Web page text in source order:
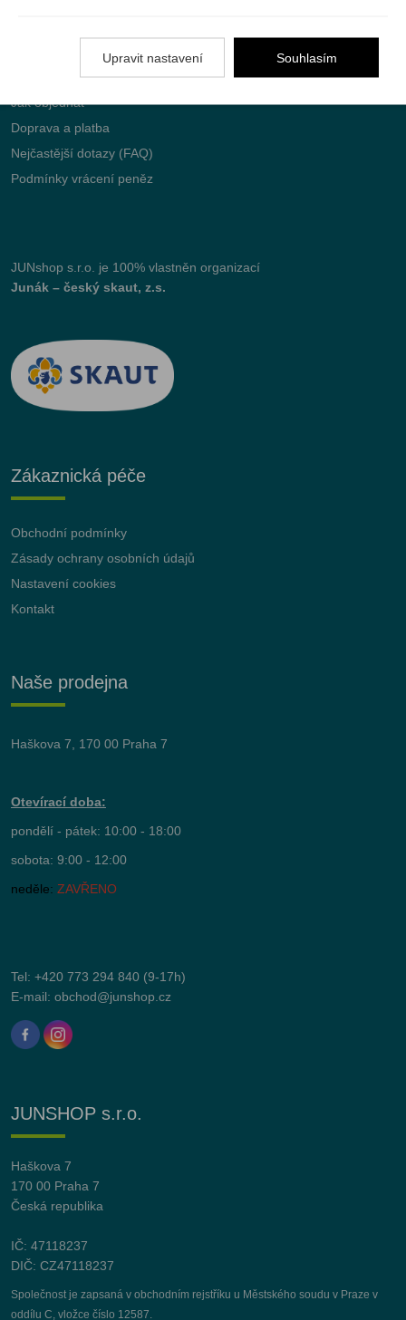
Vše o nákupu
Jak objednat
Doprava a platba
Nejčastější dotazy (FAQ)
Podmínky vrácení peněz
JUNshop s.r.o.
je 100% vlastněn organizací
Junák – český skaut, z.s.
Zákaznická péče
Obchodní podmínky
Zásady ochrany osobních údajů
Nastavení cookies
Kontakt
Naše prodejna
Haškova 7, 170 00 Praha 7
Otevírací doba:
pondělí - pátek: 10:00 - 18:00
sobota: 9:00 - 12:00
neděle: ZAVŘENO
Tel: +420 773 294 840 (9-17h)
E-mail: obchod@junshop.cz
JUNSHOP s.r.o.
Haškova 7
170 00 Praha 7
Česká republika
IČ: 47118237
DIČ: CZ47118237
Společnost je zapsaná v obchodním rejstříku u Městského soudu v Praze v
oddílu C, vložce číslo 12587.
Upravit nastavení Souhlasím